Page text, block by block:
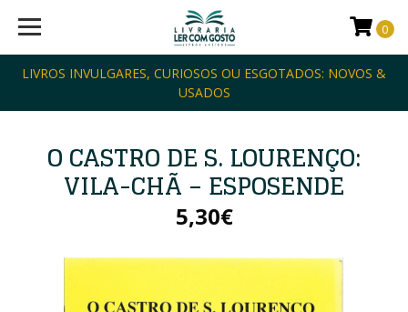
LIVROS INVULGARES, CURIOSOS OU ESGOTADOS: NOVOS &
USADOS
0
O CASTRO DE S. LOURENÇO:
VILA-CHÃ – ESPOSENDE
5,30€